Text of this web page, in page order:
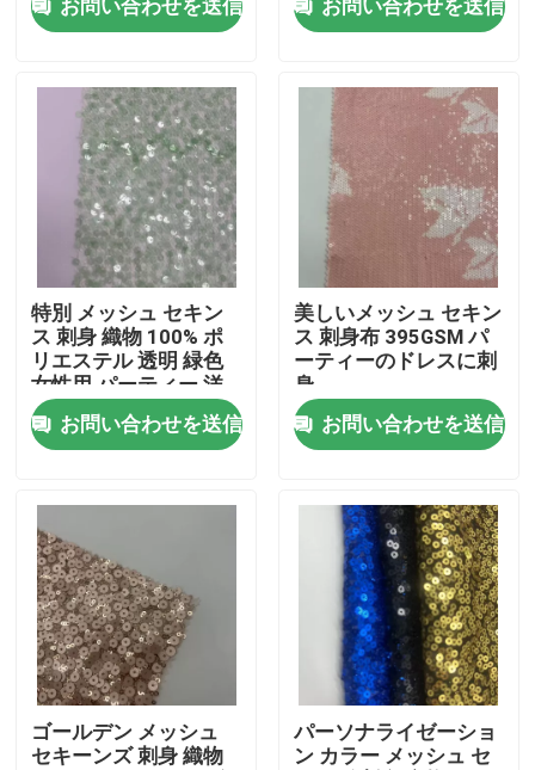
製品
ビデオ
わたしたち に つい て
工場 ツアー
品質管理
連絡 ください
引金 を 求め て ください
フランスのテリー織の布地
リネン ビスコース生地
お問い合わせを送信 お問い合わせを送信
特別 メッシュ セキン
ス 刺身 織物 100% ポ
リエステル 透明 緑色
女性用 パーティー 洋
服
お問い合わせを送信
美しいメッシュ セキン
ス 刺身布 395GSM パ
ーティーのドレスに刺
身
お問い合わせを送信
ゴールデン メッシュ
セキーンズ 刺身 織物
パーソナライゼーショ
ン カラー メッシュ セ